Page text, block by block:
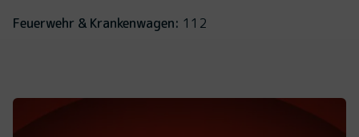
Feuerwehr & Krankenwagen: 112